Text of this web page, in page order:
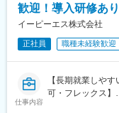
変更の範囲：会
した柔軟な勤務が
■キャリアパス：
ネスリーダーと
験や適性、希望に
歓迎！導入研修あ
イーピーエス株式会社
正社員 職種未経験歓迎
仕事内容
【長期就業しや
可・フレックス】